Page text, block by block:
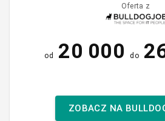
Oferta z
od 20 000 do
ZOBACZ NA